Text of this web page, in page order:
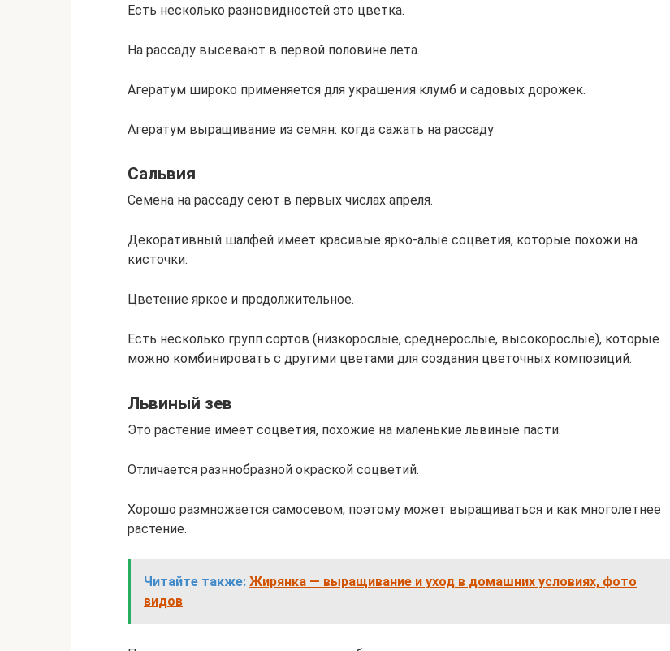
Есть несколько разновидностей это цветка.
На рассаду высевают в первой половине лета.
Агератум широко применяется для украшения клумб и садовых дорожек.
Агератум выращивание из семян: когда сажать на рассаду
Сальвия
Семена на рассаду сеют в первых числах апреля.
Декоративный шалфей имеет красивые ярко-алые соцветия, которые похожи на
кисточки.
Цветение яркое и продолжительное.
Есть несколько групп сортов (низкорослые, среднерослые, высокорослые), которые
можно комбинировать с другими цветами для создания цветочных композиций.
Львиный зев
Это растение имеет соцветия, похожие на маленькие львиные пасти.
Отличается разннобразной окраской соцветий.
Хорошо размножается самосевом, поэтому может выращиваться и как многолетнее
растение.
Читайте также: Жирянка — выращивание и уход в домашних условиях, фото
видов